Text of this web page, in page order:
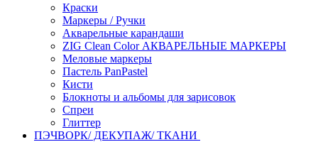
Краски
Маркеры / Ручки
Акварельные карандаши
ZIG Clean Color АКВАРЕЛЬНЫЕ МАРКЕРЫ
Меловые маркеры
Пастель PanPastel
Кисти
Блокноты и альбомы для зарисовок
Спреи
Глиттер
ПЭЧВОРК/ ДЕКУПАЖ/ ТКАНИ